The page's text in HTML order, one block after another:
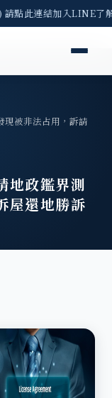
此連結加入LINE了
現被非法占用，訴請
地政鑑界測
屋還地勝訴